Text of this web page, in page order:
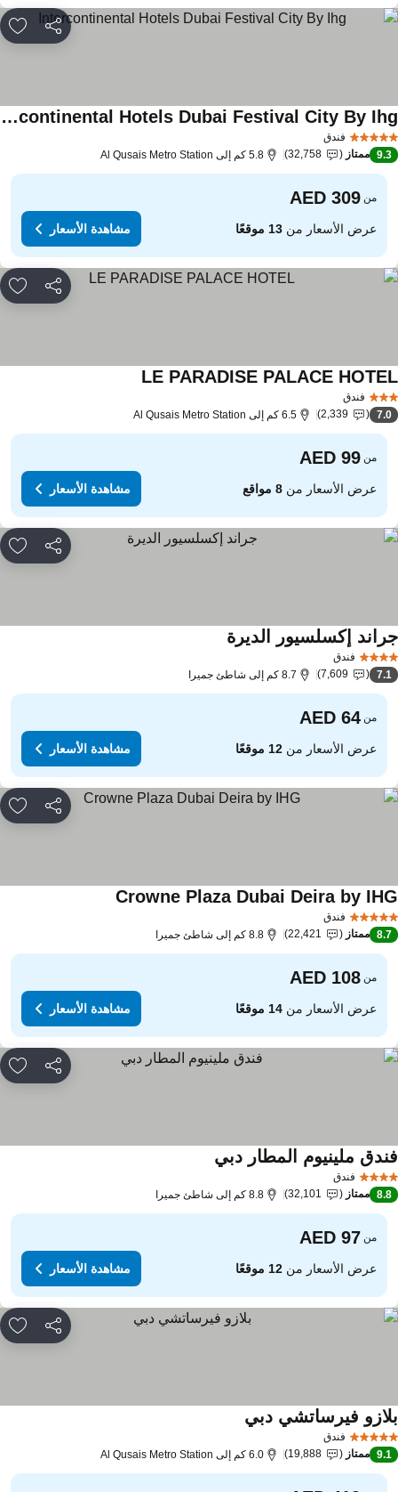
مشاركة
فندق
Intercontinental Hotels Dubai Festival City By Ihg
9.3 ممتاز 32,758 5.8 كم إلى Al Qusais Metro Station
من
عرض الأسعار من13 موقعًا مشاهدة الأسعار
مشاركة
فندق
LE PARADISE PALACE
7.0
2,339 6.5 كم إلى Al Qusais Metro Station
من
عرض الأسعار من8 مواقع مشاهدة الأسعار
مشاركة
فندق
إكسلسيور الديرة
7.1
7,609 8.7 كم إلى شاطئ جميرا
من
عرض الأسعار من12 موقعًا مشاهدة الأسعار
مشاركة
فندق
Crowne Plaza Dubai Deira by
8.7 ممتاز 22,421 8.8 كم إلى شاطئ جميرا
من
عرض الأسعار من14 موقعًا مشاهدة الأسعار
مشاركة
فندق
ملينيوم المطار دبي
8.8 ممتاز 32,101 8.8 كم إلى شاطئ جميرا
من
عرض الأسعار من12 موقعًا مشاهدة الأسعار
مشاركة
فندق
فيرساتشي دبي
9.1 ممتاز 19,888 6.0 كم إلى Al Qusais Metro Station